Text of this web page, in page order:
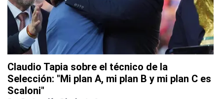
Claudio Tapia sobre el técnico de la
Selección: "Mi plan A, mi plan B y mi plan C es
Scaloni"